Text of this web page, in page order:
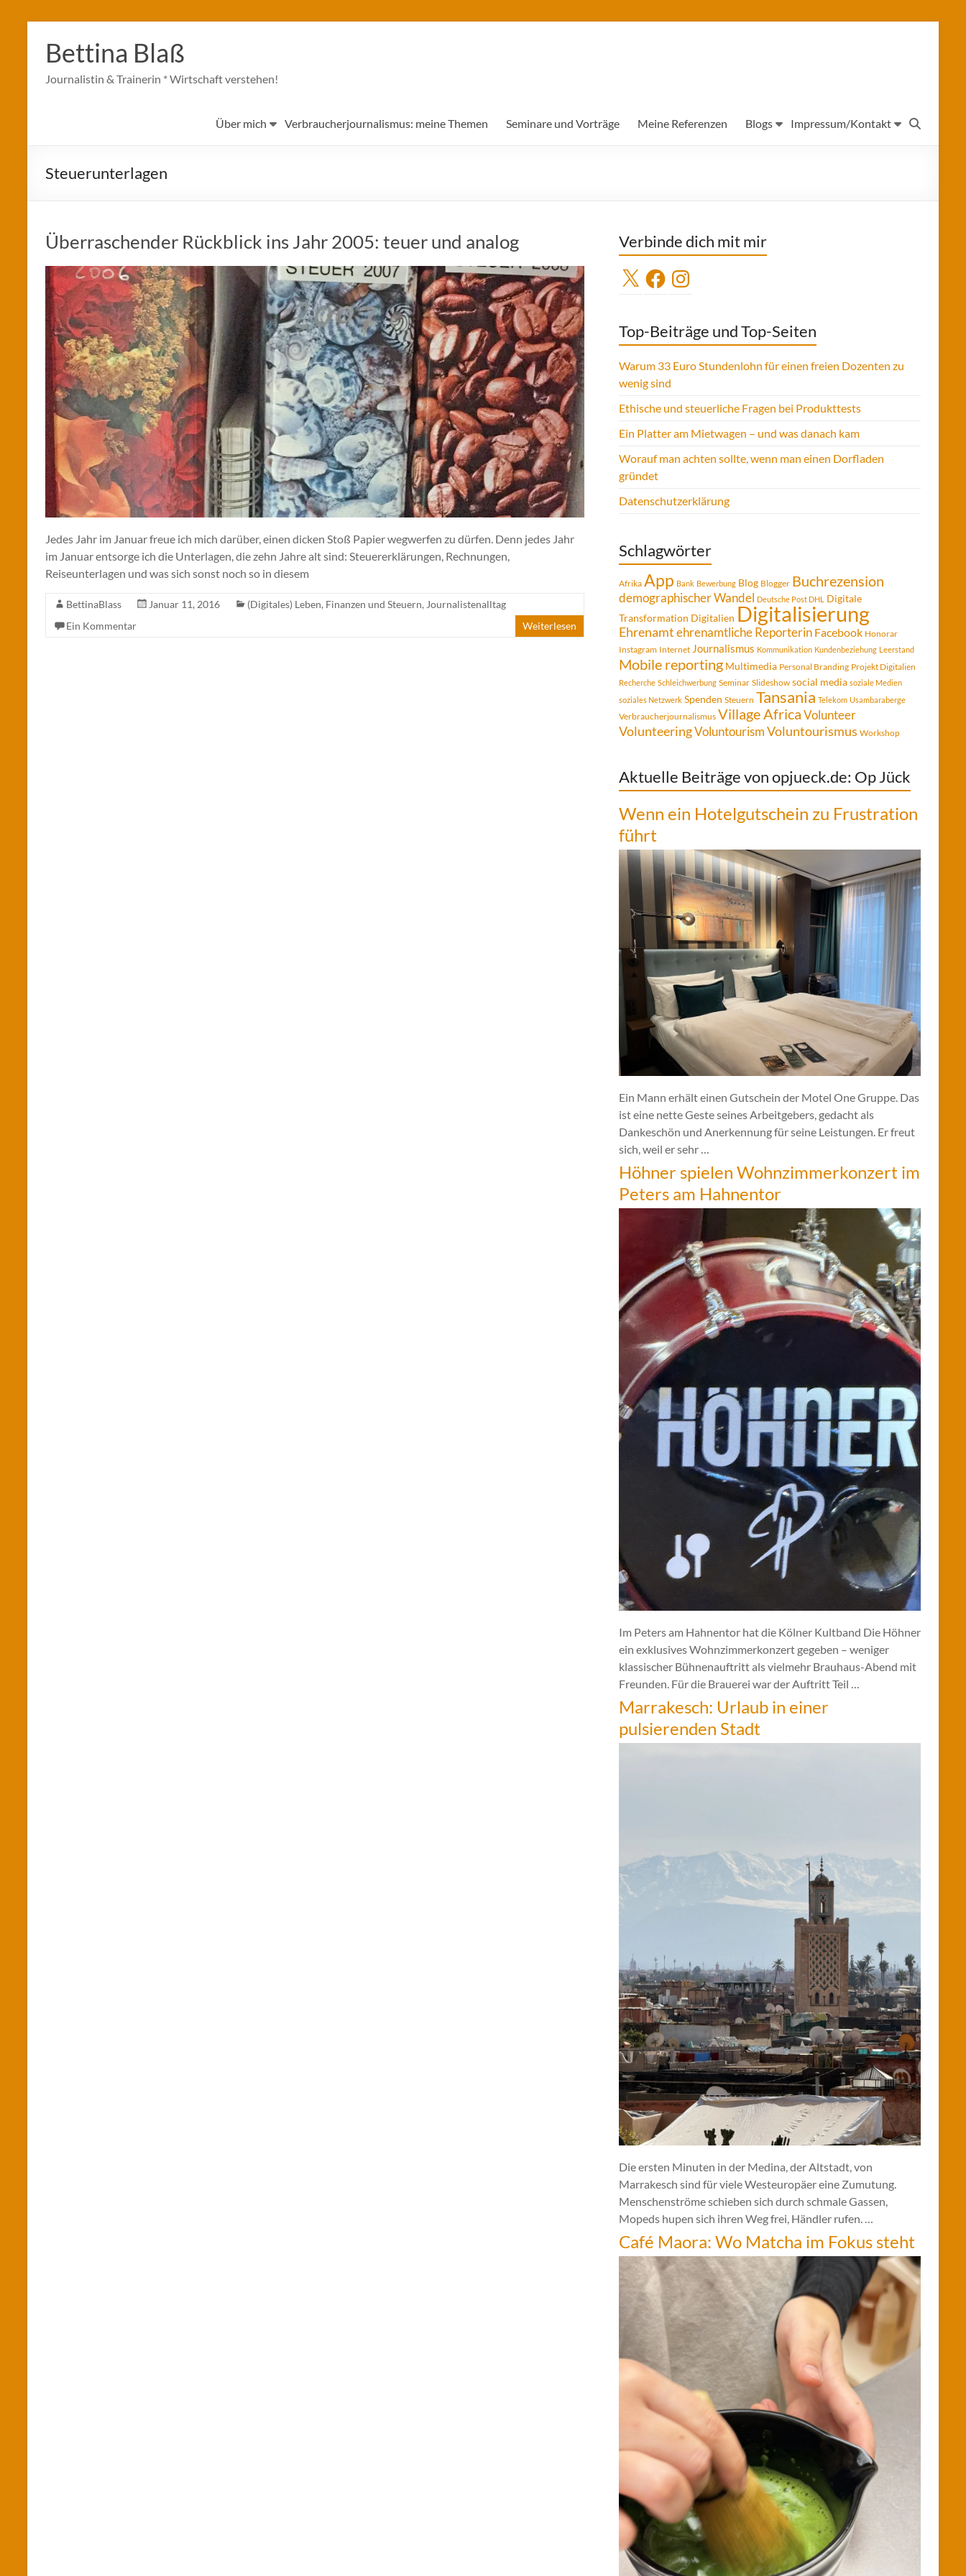
Inhalt
springen
Bettina Blaß
Journalistin & Trainerin * Wirtschaft verstehen!
Über mich Verbraucherjournalismus: meine Themen Seminare und Vorträge Meine Referenzen Blogs Impressum/Kontakt
Steuerunterlagen
Überraschender Rückblick ins Jahr 2005: teuer und analog
Jedes Jahr im Januar freue ich mich darüber, einen dicken Stoß Papier wegwerfen zu dürfen. Denn jedes Jahr
im Januar entsorge ich die Unterlagen, die zehn Jahre alt sind: Steuererklärungen, Rechnungen,
Reiseunterlagen und was sich sonst noch so in diesem
BettinaBlass Januar 11, 2016 (Digitales) Leben, Finanzen und Steuern, Journalistenalltag
Ein Kommentar
Weiterlesen
Verbinde dich mit mir
X FacebookInstagram
Top-Beiträge und Top-Seiten
Warum 33 Euro Stundenlohn für einen freien Dozenten zu
wenig sind
Ethische und steuerliche Fragen bei Produkttests
Ein Platter am Mietwagen – und was danach kam
Worauf man achten sollte, wenn man einen Dorfladen
gründet
Datenschutzerklärung
Schlagwörter
Afrika App Bank Bewerbung Blog Blogger Buchrezension
demographischer Wandel Deutsche Post DHL
Digitale
Transformation Digitalien Digitalisierung
Ehrenamtehrenamtliche Reporterin Facebook Honorar
Instagram Internet Journalismus Kommunikation Kundenbeziehung Leerstand
Mobile reporting Multimedia Personal Branding Projekt Digitalien
Recherche Schleichwerbung Seminar Slideshow social media soziale Medien
soziales Netzwerk Spenden Steuern Tansania Telekom Usambaraberge
Verbraucherjournalismus Village AfricaVolunteer
VolunteeringVoluntourismVoluntourismus Workshop
Aktuelle Beiträge von opjueck.de: Op Jück
Wenn ein Hotelgutschein zu Frustration
führt
Ein Mann erhält einen Gutschein der Motel One Gruppe. Das
ist eine nette Geste seines Arbeitgebers, gedacht als
Dankeschön und Anerkennung für seine Leistungen. Er freut
sich, weil er sehr …
Höhner spielen Wohnzimmerkonzert im
Peters am Hahnentor
Im Peters am Hahnentor hat die Kölner Kultband Die Höhner
ein exklusives Wohnzimmerkonzert gegeben – weniger
klassischer Bühnenauftritt als vielmehr Brauhaus-Abend mit
Freunden. Für die Brauerei war der Auftritt Teil …
Marrakesch: Urlaub in einer
pulsierenden Stadt
Die ersten Minuten in der Medina, der Altstadt, von
Marrakesch sind für viele Westeuropäer eine Zumutung.
Menschenströme schieben sich durch schmale Gassen,
Mopeds hupen sich ihren Weg frei, Händler rufen. …
Café Maora: Wo Matcha im Fokus steht